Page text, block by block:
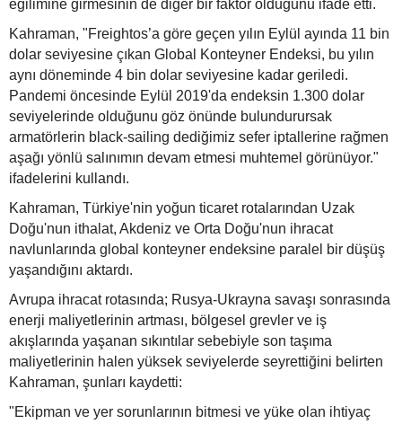
eğilimine girmesinin de diğer bir faktör olduğunu ifade etti.
Kahraman, "Freightos’a göre geçen yılın Eylül ayında 11 bin
dolar seviyesine çıkan Global Konteyner Endeksi, bu yılın
aynı döneminde 4 bin dolar seviyesine kadar geriledi.
Pandemi öncesinde Eylül 2019'da endeksin 1.300 dolar
seviyelerinde olduğunu göz önünde bulundurursak
armatörlerin black-sailing dediğimiz sefer iptallerine rağmen
aşağı yönlü salınımın devam etmesi muhtemel görünüyor."
ifadelerini kullandı.
Kahraman, Türkiye'nin yoğun ticaret rotalarından Uzak
Doğu'nun ithalat, Akdeniz ve Orta Doğu'nun ihracat
navlunlarında global konteyner endeksine paralel bir düşüş
yaşandığını aktardı.
Avrupa ihracat rotasında; Rusya-Ukrayna savaşı sonrasında
enerji maliyetlerinin artması, bölgesel grevler ve iş
akışlarında yaşanan sıkıntılar sebebiyle son taşıma
maliyetlerinin halen yüksek seviyelerde seyrettiğini belirten
Kahraman, şunları kaydetti:
"Ekipman ve yer sorunlarının bitmesi ve yüke olan ihtiyaç